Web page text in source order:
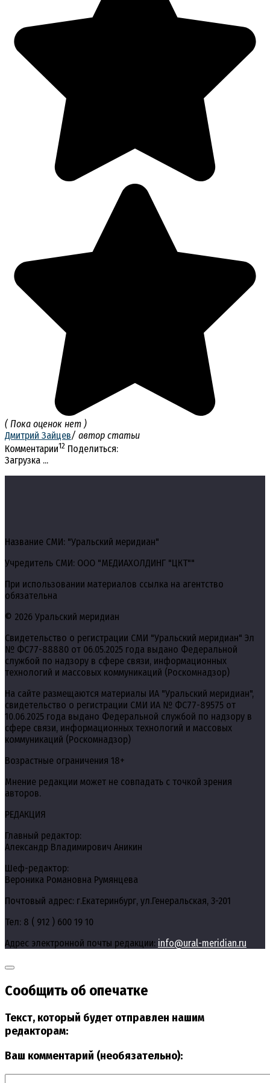
( Пока оценок нет )
Дмитрий Зайцев/ автор статьи
Комментарии12 Поделиться:
Загрузка ...
Название СМИ: "Уральский меридиан"
Учредитель СМИ: ООО "МЕДИАХОЛДИНГ "ЦКТ""
При использовании материалов ссылка на агентство
обязательна
© 2026 Уральский меридиан
Свидетельство о регистрации СМИ "Уральский меридиан" Эл
№ ФС77-88880 от 06.05.2025 года выдано Федеральной
службой по надзору в сфере связи, информационных
технологий и массовых коммуникаций (Роскомнадзор)
На сайте размещаются материалы ИА "Уральский меридиан",
свидетельство о регистрации СМИ ИА № ФС77-89575 от
10.06.2025 года выдано Федеральной службой по надзору в
сфере связи, информационных технологий и массовых
коммуникаций (Роскомнадзор)
Возрастные ограничения 18+
Мнение редакции может не совпадать с точкой зрения
авторов.
РЕДАКЦИЯ
Главный редактор:
Александр Владимирович Аникин
Шеф-редактор:
Вероника Романовна Румянцева
Почтовый адрес: г.Екатеринбург, ул.Генеральская, 3-201
Тел: 8 ( 912 ) 600 19 10
Адрес электронной почты редакции: info@ural-meridian.ru
Сообщить об опечатке
Текст, который будет отправлен нашим
редакторам:
Ваш комментарий (необязательно):